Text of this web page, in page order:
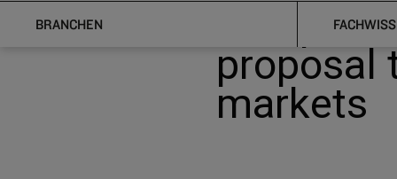
BRANCHEN
proposal
markets